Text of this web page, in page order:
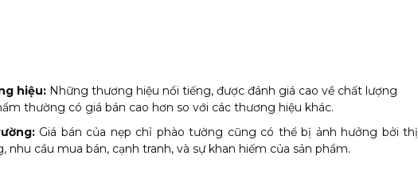
hiệu: Những thương hiệu nổi tiếng, được đánh giá cao về chất lượng
thường có giá bán cao hơn so với các thương hiệu khác.
Giá bán của nẹp chỉ phào tường cũng có thể bị ảnh hưởng bởi thị
nhu cầu mua bán, cạnh tranh, và sự khan hiếm của sản phẩm.